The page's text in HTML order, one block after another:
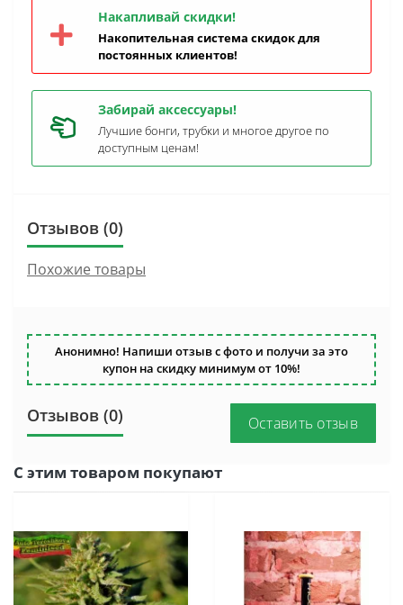
Накапливай скидки!
Накопительная система скидок для
постоянных клиентов!
Забирай аксессуары!
Лучшие бонги, трубки и многое другое по
доступным ценам!
Отзывов (0)
Похожие товары
Анонимно! Напиши отзыв с фото и получи за это
купон на скидку минимум от 10%!
Отзывов (0) Оставить отзыв
С этим товаром покупают